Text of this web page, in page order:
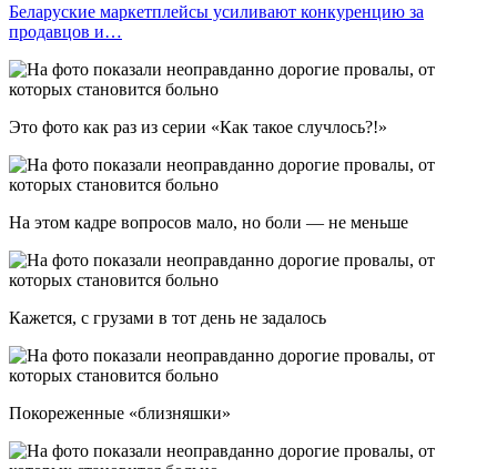
Беларуские маркетплейсы усиливают конкуренцию за
продавцов и…
Это фото как раз из серии «Как такое случлось?!»
На этом кадре вопросов мало, но боли — не меньше
Кажется, с грузами в тот день не задалось
Покореженные «близняшки»